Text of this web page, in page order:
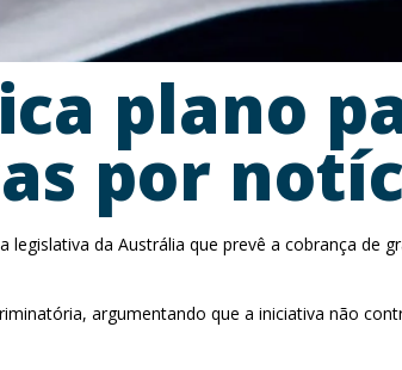
plano
por
da Austrália que prevê a cobrança de
argumentando que a iniciativa não